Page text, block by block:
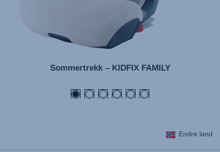
Sommertrekk – KIDFIX FAMILY
Endre land